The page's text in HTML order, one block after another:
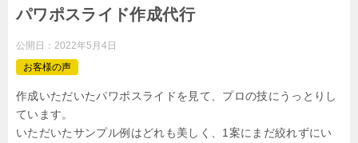
パワポスライド作成代行
公開日： 2022年5月4日
お客様の声
作成いただいたパワポスライドを見て、プロの技にうっとりし
ています。
いただいたサンプル例はどれも美しく、1案にまだ絞れずにい